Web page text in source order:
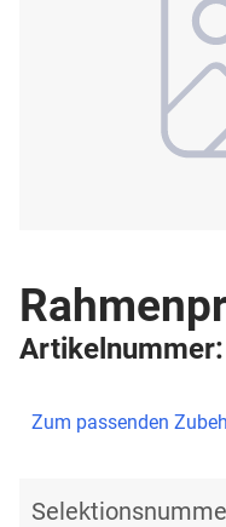
Zum passenden